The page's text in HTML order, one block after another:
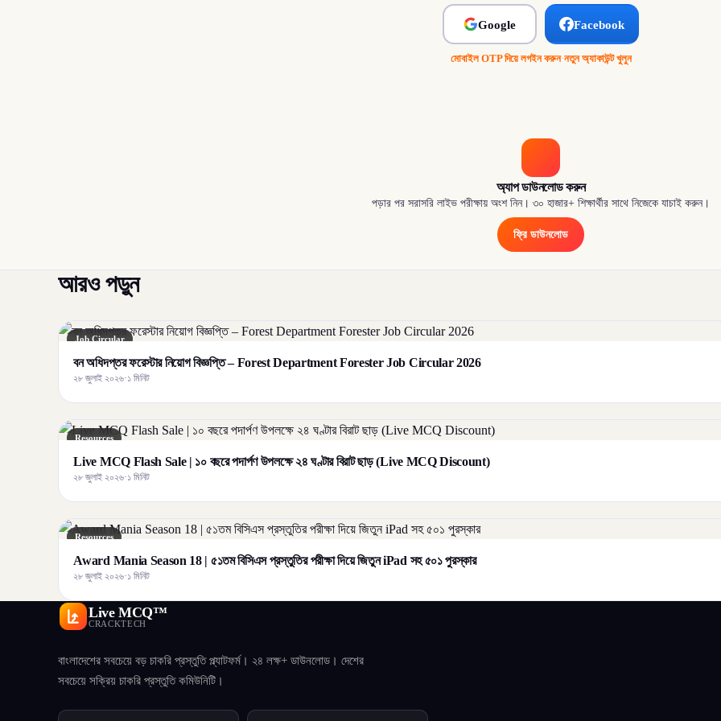
Google Facebook
মোবাইল OTP দিয়ে লগইন করুন·নতুন অ্যাকাউন্ট খুলুন
অ্যাপ ডাউনলোড করুন
পড়ার পর সরাসরি লাইভ পরীক্ষায় অংশ নিন। ৩০ হাজার+ শিক্ষার্থীর সাথে নিজেকে যাচাই করুন।
ফ্রি ডাউনলোড
আরও পড়ুন
Job Circular
বন অধিদপ্তর ফরেস্টার নিয়োগ বিজ্ঞপ্তি – Forest Department Forester Job Circular 2026
২৮ জুলাই ২০২৬·১ মিনিট
Resources
Live MCQ Flash Sale | ১০ বছরে পদার্পণ উপলক্ষে ২৪ ঘণ্টার বিরাট ছাড় (Live MCQ Discount)
২৮ জুলাই ২০২৬·১ মিনিট
Resources
Award Mania Season 18 | ৫১তম বিসিএস প্রস্তুতির পরীক্ষা দিয়ে জিতুন iPad সহ ৫০১ পুরস্কার
২৮ জুলাই ২০২৬·১ মিনিট
Live MCQ™
CRACKTECH
বাংলাদেশের সবচেয়ে বড় চাকরি প্রস্তুতি প্ল্যাটফর্ম। ২৪ লক্ষ+ ডাউনলোড। দেশের
সবচেয়ে সক্রিয় চাকরি প্রস্তুতি কমিউনিটি।